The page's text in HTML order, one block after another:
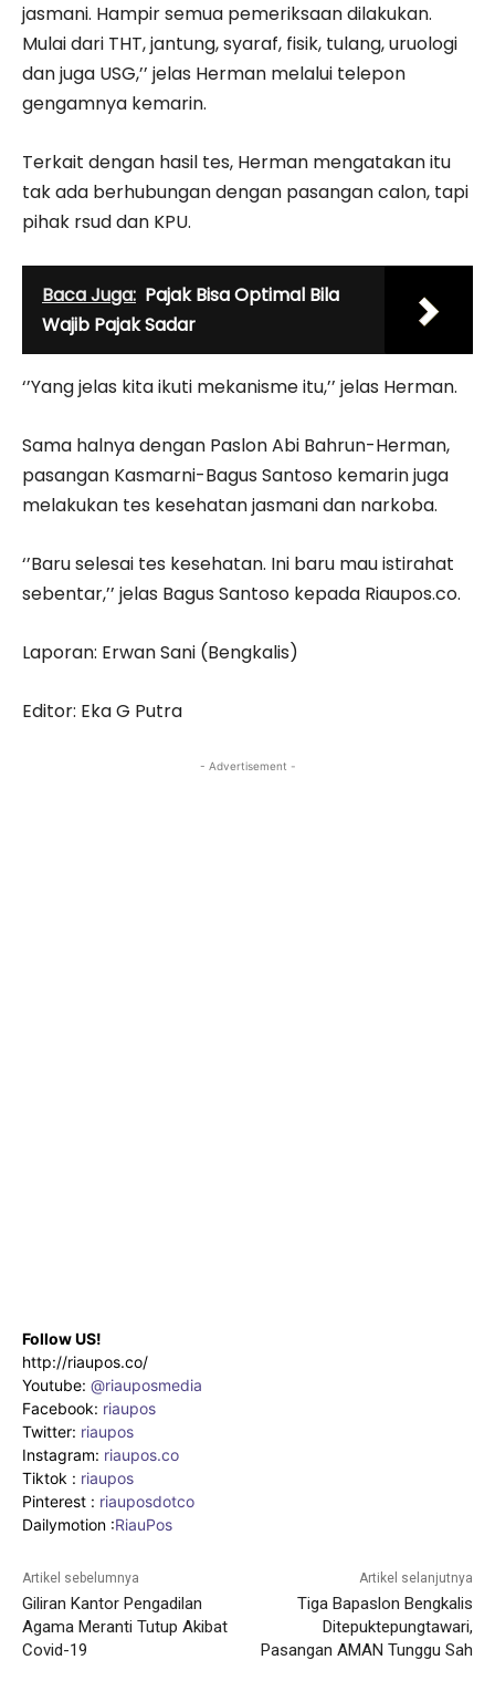
jasmani. Hampir semua pemeriksaan dilakukan.
Mulai dari THT, jantung, syaraf, fisik, tulang, uruologi
dan juga USG,’’ jelas Herman melalui telepon
gengamnya kemarin.
Terkait dengan hasil tes, Herman mengatakan itu
tak ada berhubungan dengan pasangan calon, tapi
pihak rsud dan KPU.
Baca Juga: Pajak Bisa Optimal Bila
Wajib Pajak Sadar
‘’Yang jelas kita ikuti mekanisme itu,’’ jelas Herman.
Sama halnya dengan Paslon Abi Bahrun-Herman,
pasangan Kasmarni-Bagus Santoso kemarin juga
melakukan tes kesehatan jasmani dan narkoba.
‘’Baru selesai tes kesehatan. Ini baru mau istirahat
sebentar,’’ jelas Bagus Santoso kepada Riaupos.co.
Laporan: Erwan Sani (Bengkalis)
Editor: Eka G Putra
- Advertisement -
Follow US!
http://riaupos.co/
Youtube: @riauposmedia
Facebook: riaupos
Twitter: riaupos
Instagram: riaupos.co
Tiktok : riaupos
Pinterest : riauposdotco
Dailymotion :RiauPos
Artikel sebelumnya
Giliran Kantor Pengadilan
Agama Meranti Tutup Akibat
Covid-19
Artikel selanjutnya
Tiga Bapaslon Bengkalis
Ditepuktepungtawari,
Pasangan AMAN Tunggu Sah